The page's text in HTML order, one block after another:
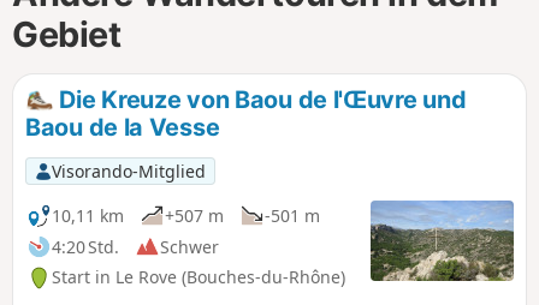
Gebiet
Die Kreuze von Baou de l'Œuvre und
Baou de la Vesse
Visorando-Mitglied
10,11 km
+507 m
-501 m
4:20 Std.
Schwer
Start in Le Rove (Bouches-du-Rhône)